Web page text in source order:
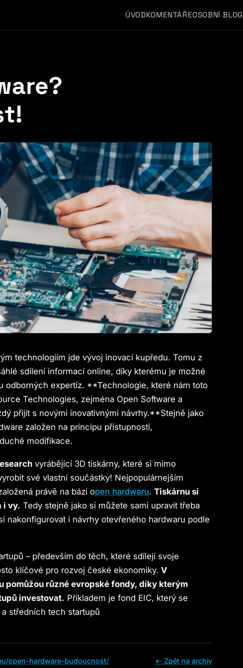
ÚVODKOMENTÁŘEOSOBNÍ BLOG
technologiím jde vývoj inovací kupředu. Tomu z
sdílení informací online, díky kterému je možné
odborných expertíz. **Technologie, které nám toto
Technologies, zejména Open Software a
přijít s novými inovativnými návrhy.**Stejně jako
založen na principu přístupnosti,
modifikace.
vyrábějící 3D tískárny, které si mimo
své vlastní součástky! Nejpopulárnejším
právě na bázi open hardwaru.Tiskárnu si
i vy. Tedy stejně jako si můžete sami upravit třeba
nakonfigurovat i návrhy otevřeného hardwaru podle
– především do těch, které sdílejí svoje
klíčové pro rozvoj české ekonomiky.V
pomůžou různé evropské fondy, díky kterým
investovat. Příkladem je fond EIC, který se
středních tech startupů
open-hardware-budoucnost/ ← Zpět na archiv